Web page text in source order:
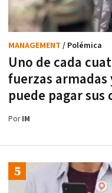
Uno de cada
fuerzas armadas
puede pagar sus
MANAGEMENT / Polémica
PorIM